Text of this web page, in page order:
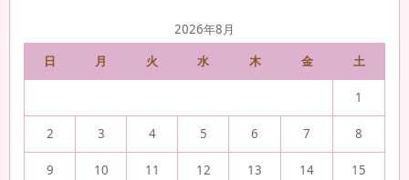
2026年8月
日
月 火 水 木 金 土
1
2 3 4 5 6 7 8
9 10 11 12 13 14 15